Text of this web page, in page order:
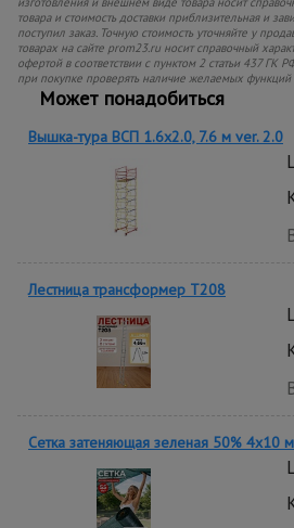
товара и стоимость доставки приблизительная и
поступил заказ. Точную стоимость уточняйте у
товарах на сайте prom23.ru носит справочный
офертой в соответствии с пунктом 2 статьи 437 ГК
при покупке проверять наличие желаемых функций
Может понадобиться
Вышка-тура ВСП 1.6х2.0, 7.6 м ver. 2.0
Лестница трансформер T208
Сетка затеняющая зеленая 50% 4х10 м